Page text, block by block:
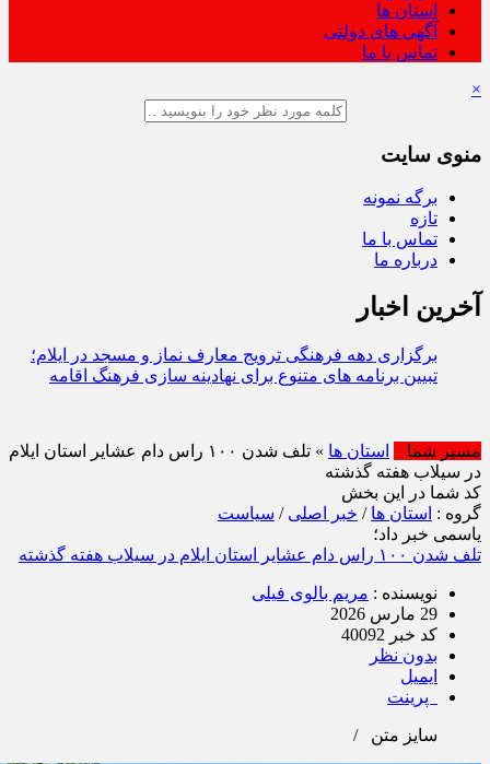
استان ها
آگهی های دولتی
تماس با ما
×
منوی سایت
برگه نمونه
تازه
تماس با ما
درباره ما
آخرین اخبار
برگزاری دهه فرهنگی ترویج معارف نماز و مسجد در ایلام؛
تبیین برنامه‌ های متنوع برای نهادینه‌ سازی فرهنگ اقامه نماز
مسیر شما
استان ها
» تلف شدن ۱۰۰ راس دام عشایر استان ایلام
در سیلاب هفته گذشته
کد شما در این بخش
گروه : استان ها / خبر اصلی / سیاست
یاسمی خبر داد؛
تلف شدن ۱۰۰ راس دام عشایر استان ایلام در سیلاب هفته گذشته
نویسنده : مریم بالوی فیلی
29 مارس 2026
کد خبر 40092
بدون نظر
ایمیل
پرینت
سایز متن /